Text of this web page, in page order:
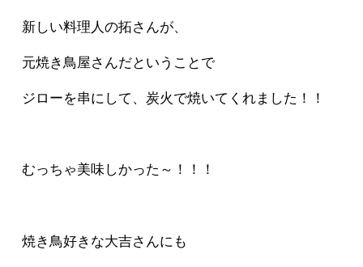
新しい料理人の拓さんが、
元焼き鳥屋さんだということで
ジローを串にして、炭火で焼いてくれました！！
むっちゃ美味しかった～！！！
焼き鳥好きな大吉さんにも